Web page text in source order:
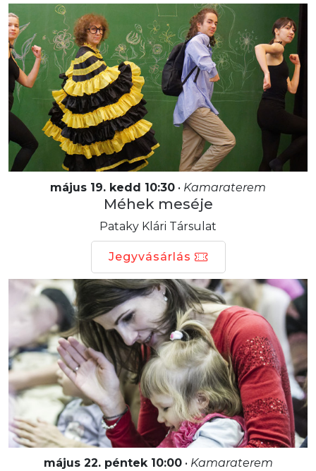
május 19. kedd 10:30 • Kamaraterem
Méhek meséje
Pataky Klári Társulat
Jegyvásárlás
május 22. péntek 10:00• Kamaraterem